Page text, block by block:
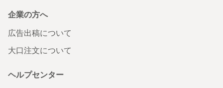
企業の方へ
広告出稿について
大口注文について
ヘルプセンター